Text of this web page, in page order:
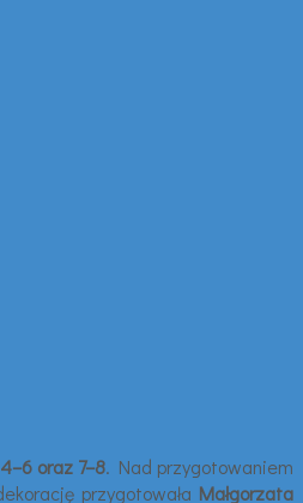
4–6 oraz 7–8. Nad przygotowaniem
przygotowała Małgorzata